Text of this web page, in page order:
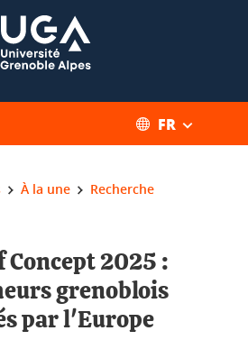
de recherche FR
À la une Recherche
Concept 2025 :
grenoblois
par l'Europe